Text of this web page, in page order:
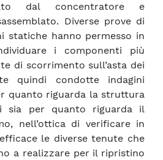
dal concentratore e
Diverse prove di
statiche hanno permesso in
i componenti più
di scorrimento sull’asta dei
quindi condotte indagini
quanto riguarda la struttura
sia per quanto riguarda il
nell’ottica di verificare in
le diverse tenute che
a realizzare per il ripristino